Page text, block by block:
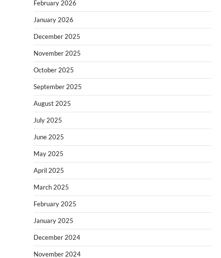
February 2026
January 2026
December 2025
November 2025
October 2025
September 2025
August 2025
July 2025
June 2025
May 2025
April 2025
March 2025
February 2025
January 2025
December 2024
November 2024